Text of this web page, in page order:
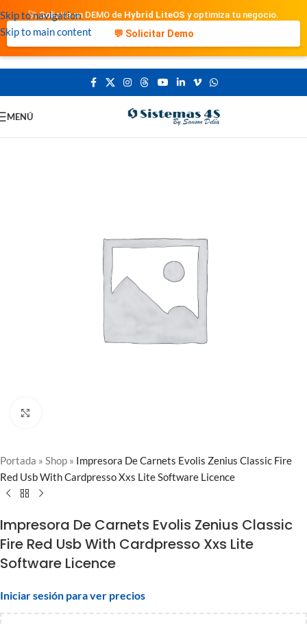
Skip to navigation
Skip to main content
🚀 Solicita un DEMO de Hybrid LiteOS y optimiza tu negocio.
💬 Solicitar Demo
MENÚ
Portada » Shop » Impresora De Carnets Evolis Zenius Classic Fire
Red Usb With Cardpresso Xxs Lite Software Licence
Impresora De Carnets Evolis Zenius Classic
Fire Red Usb With Cardpresso Xxs Lite
Software Licence
Iniciar sesión para ver precios